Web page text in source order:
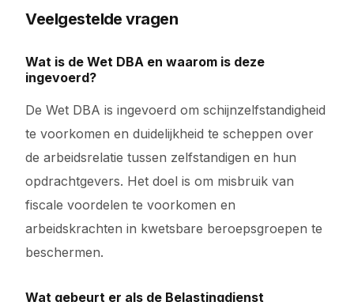
Veelgestelde vragen
Wat is de Wet DBA en waarom is deze
ingevoerd?
De Wet DBA is ingevoerd om schijnzelfstandigheid
te voorkomen en duidelijkheid te scheppen over
de arbeidsrelatie tussen zelfstandigen en hun
opdrachtgevers. Het doel is om misbruik van
fiscale voordelen te voorkomen en
arbeidskrachten in kwetsbare beroepsgroepen te
beschermen.
Wat gebeurt er als de Belastingdienst